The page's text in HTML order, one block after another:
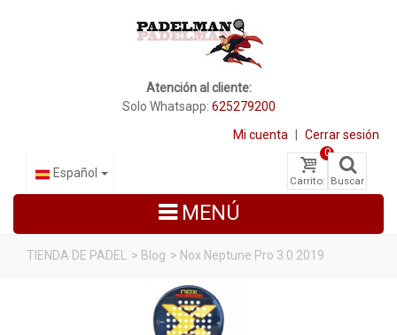
Atención al cliente:
Solo Whatsapp: 625279200
Mi cuenta Cerrar sesión
Carrito:
0
Buscar
Español
MENÚ
TIENDA DE PADEL > Blog > Nox Neptune Pro 3.0 2019